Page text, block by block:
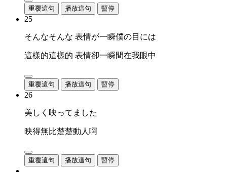
重覆這句 播放這句 暫停
25
そんなそんな 表情が一瞬僕の目には
這樣的這樣的 表情卻一瞬間在我眼中
重覆這句 播放這句 暫停
26
美しく映ってました
映得無比楚楚動人啊
重覆這句 播放這句 暫停